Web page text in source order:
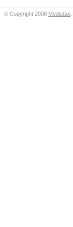
© Copyright 2008 Mediafax